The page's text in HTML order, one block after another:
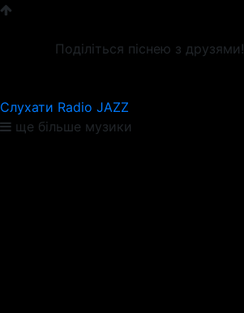
Поділіться піснею з друзями!
Слухати Radio JAZZ
ще більше музики